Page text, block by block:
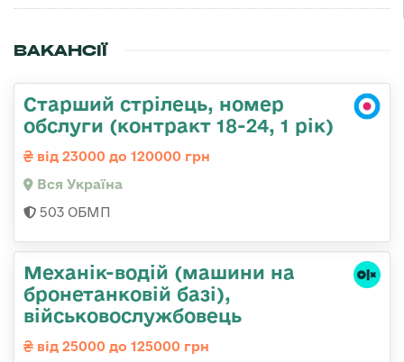
ВАКАНСІЇ
Старший стрілець, номер
обслуги (контракт 18-24, 1 рік)
від 23000 до 120000 грн
Вся Україна
503 ОБМП
Механік-водій (машини на
бронетанковій базі),
військовослужбовець
від 25000 до 125000 грн